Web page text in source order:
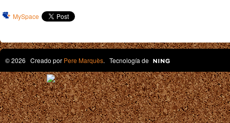
MySpace
© 2026 Creado por Pere Marquès. Tecnología de